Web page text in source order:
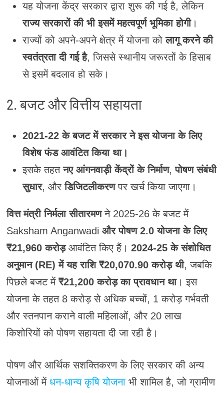
यह योजना केंद्र सरकार द्वारा शुरू की गई है, लेकिन
राज्य सरकारों की भी इसमें महत्वपूर्ण भूमिका होगी।
राज्यों को अपने-अपने क्षेत्र में योजना कोलागू करने की
स्वतंत्रता दी गई है, जिससे स्थानीय जरूरतों के हिसाब
से इसमें बदलाव हो सके।
2. बजट और वित्तीय सहायता
2021-22 के बजट में सरकार ने इस योजना के लिए
विशेष फंड आवंटित किया था।
इसके तहतनए आंगनवाड़ी केंद्रों के निर्माण,पोषण संबंधी
सुधार, औरडिजिटलीकरणपर खर्च किया जाएगा।
वित्त मंत्री निर्मला सीतारमणने 2025-26 के बजट में
Saksham Anganwadi और पोषण 2.0 योजना के लिए
₹21,960 करोड़आवंटित किए हैं। 2024-25 के संशोधित
अनुमान (RE) में यह राशि ₹20,070.90 करोड़ थी, जबकि
पिछले बजट में ₹21,200 करोड़ का प्रावधान था। इस
योजना के तहत 8 करोड़ से अधिक बच्चों, 1 करोड़ गर्भवती
और स्तनपान कराने वाली महिलाओं, और 20 लाख
किशोरियों को पोषण सहायता दी जा रही है।
पोषण और आर्थिक सशक्तिकरण के लिए सरकार की अन्य
योजनाओं में धन-धान्य कृषि योजनाभी शामिल है, जो ग्रामीण